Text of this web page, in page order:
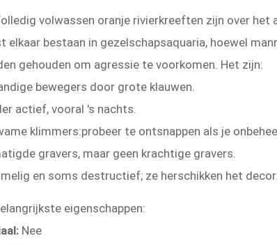
volwassen oranje rivierkreeften zijn over het
elkaar bestaan in gezelschapsaquaria, hoewel
gehouden om agressie te voorkomen. Het zijn:
bewegers door grote klauwen.
actief, vooral 's nachts.
klimmers:probeer te ontsnappen als je
gravers, maar geen krachtige gravers.
en soms destructief; ze herschikken het
eigenschappen:
Nee